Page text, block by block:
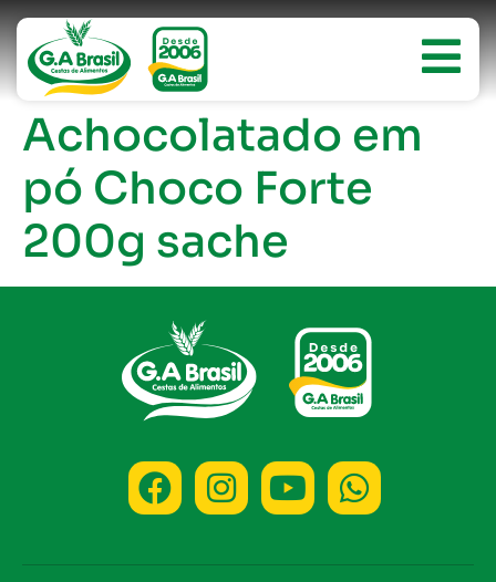
Achocolatado em
pó Choco Forte
200g sache